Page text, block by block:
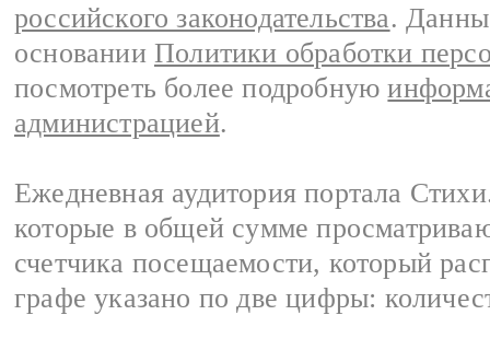
российского законодательства.
основании Политики обработки
посмотреть более подробную
администрацией.
Ежедневная аудитория портала
которые в общей сумме
счетчика посещаемости, который
графе указано по две цифры: